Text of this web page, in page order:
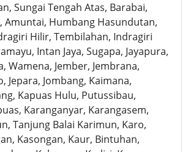
Sungai Tengah Atas, Barabai,
Amuntai, Humbang Hasundutan,
Hilir, Tembilahan, Indragiri
Intan Jaya, Sugapa, Jayapura,
Wamena, Jember, Jembrana,
Jepara, Jombang, Kaimana,
Kapuas Hulu, Putussibau,
Karanganyar, Karangasem,
Tanjung Balai Karimun, Karo,
Kasongan, Kaur, Bintuhan,